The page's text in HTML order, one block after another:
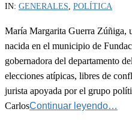
23
IN: GENERALES, POLÍTICA
María Margarita Guerra Zúñiga,
nacida en el municipio de
gobernadora del departamento
elecciones atípicas, libres de
jurista apoyada por el grupo
CarlosContinuar leyendo…